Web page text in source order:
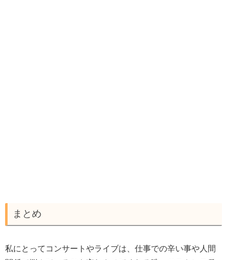
まとめ
私にとってコンサートやライブは、仕事での辛い事や人間